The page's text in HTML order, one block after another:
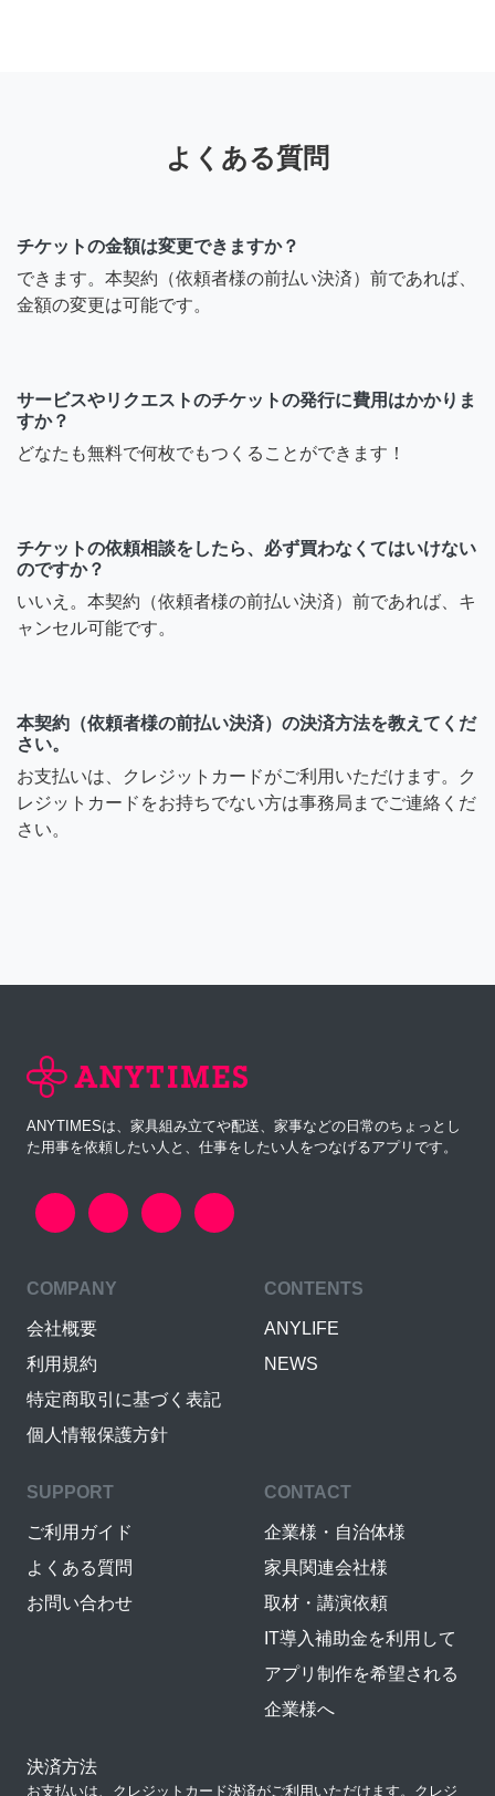
よくある質問
チケットの金額は変更できますか？
できます。本契約（依頼者様の前払い決済）前であれば、
金額の変更は可能です。
サービスやリクエストのチケットの発行に費用はかかりま
すか？
どなたも無料で何枚でもつくることができます！
チケットの依頼相談をしたら、必ず買わなくてはいけない
のですか？
いいえ。本契約（依頼者様の前払い決済）前であれば、キ
ャンセル可能です。
本契約（依頼者様の前払い決済）の決済方法を教えてくだ
さい。
お支払いは、クレジットカードがご利用いただけます。ク
レジットカードをお持ちでない方は事務局までご連絡くだ
さい。
ANYTIMESは、家具組み立てや配送、家事などの日常のちょっとし
た用事を依頼したい人と、仕事をしたい人をつなげるアプリです。
COMPANY
会社概要
利用規約
特定商取引に基づく表記
個人情報保護方針
CONTENTS
ANYLIFE
NEWS
SUPPORT
ご利用ガイド
よくある質問
お問い合わせ
CONTACT
企業様・自治体様
家具関連会社様
取材・講演依頼
IT導入補助金を利用して
アプリ制作を希望される
企業様へ
決済方法
お支払いは、クレジットカード決済がご利用いただけます。クレジ